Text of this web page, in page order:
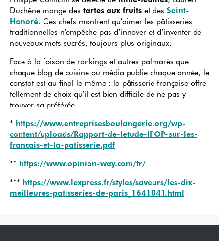
Duchêne mange des tartes aux fruits et des Saint-
Honoré. Ces chefs montrent qu’aimer les pâtisseries
traditionnelles n’empêche pas d’innover et d’inventer de
nouveaux mets sucrés, toujours plus originaux.
Face à la foison de rankings et autres palmarès que
chaque blog de cuisine ou média publie chaque année, le
constat est au final le même : la pâtisserie française offre
tellement de choix qu’il est bien difficile de ne pas y
trouver sa préférée.
* https://www.entreprisesboulangerie.org/wp-
content/uploads/Rapport-de-letude-IFOP-sur-les-
francais-et-la-patisserie.pdf
** https://www.opinion-way.com/fr/
*** https://www.lexpress.fr/styles/saveurs/les-dix-
meilleures-patisseries-de-paris_1641041.html